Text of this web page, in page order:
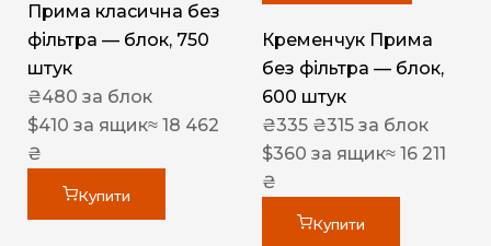
Прима класична без
фільтра — блок, 750
штук
₴480 за блок
$410 за ящик≈ 18 462
₴
Купити
Кременчук Прима
без фільтра — блок,
600 штук
₴335 ₴315 за блок
$360 за ящик≈ 16 211
₴
Купити